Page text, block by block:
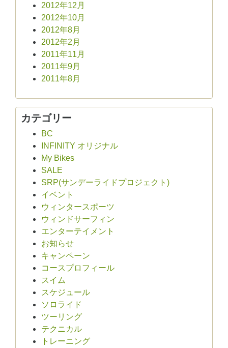
2012年12月
2012年10月
2012年8月
2012年2月
2011年11月
2011年9月
2011年8月
カテゴリー
BC
INFINITY オリジナル
My Bikes
SALE
SRP(サンデーライドプロジェクト)
イベント
ウィンタースポーツ
ウィンドサーフィン
エンターテイメント
お知らせ
キャンペーン
コースプロフィール
スイム
スケジュール
ソロライド
ツーリング
テクニカル
トレーニング